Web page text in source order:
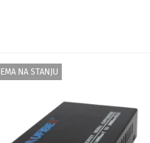
NA STANJU